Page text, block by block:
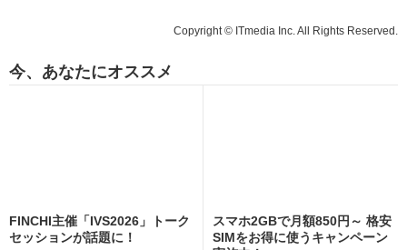
Copyright © ITmedia Inc. All Rights Reserved.
今、あなたにオススメ
FINCHI主催「IVS2026」トーク
セッションが話題に！
スマホ2GBで月額850円～ 格安
SIMをお得に使うキャンペーン